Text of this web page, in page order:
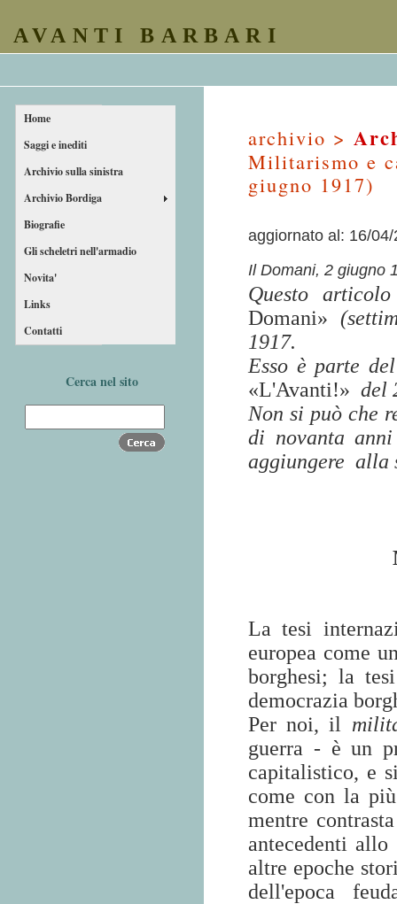
AVANTI BARBARI
Home
Saggi e inediti
Archivio sulla sinistra
Archivio Bordiga
Biografie
Gli scheletri nell'armadio
Novita'
Links
Contatti
Cerca nel sito
archivio >
Militarismo e
giugno 1917)
aggiornato al: 16/04/
Il Domani, 2 giugno
Questo
Domani»
1917.
Esso è parte
«L'Avanti!» del
Non si può che
di novanta
aggiungere alla
La tesi
europea come
borghesi; la
democrazia
Per noi, il
guerra - è un
capitalistico, e
come con la
mentre
antecedenti
altre epoche
dell'epoca